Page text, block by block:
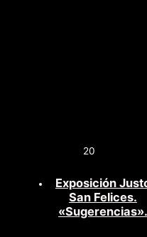
20
Exposición
San Felices.
«Sugerencias».